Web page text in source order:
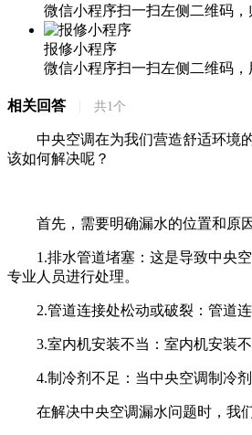
微信小程序扫一扫左侧二维码
报修小程序
微信小程序扫一扫左侧二维码
相关回答 共1个
中央空调在为我们营造舒适环境的
该如何解决呢？
首先，需要明确漏水的位置和原因
1.排水管道堵塞：这是导致中央空
专业人员进行处理。
2.管道连接处松动或破裂：管道连
3.室内机安装不当：室内机安装不
4.制冷剂不足：当中央空调制冷剂
在解决中央空调漏水问题时，我们